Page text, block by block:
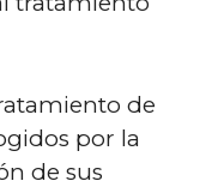
de
por la
de sus